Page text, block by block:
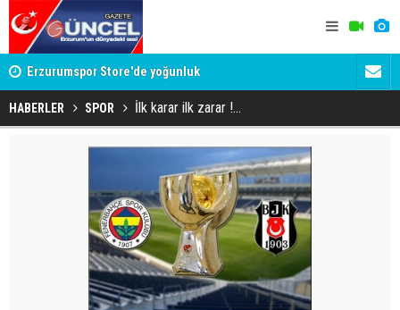
Erzurumspor Store'de yoğunluk Adalet
HABERLER SPOR İlk karar ilk zarar !...